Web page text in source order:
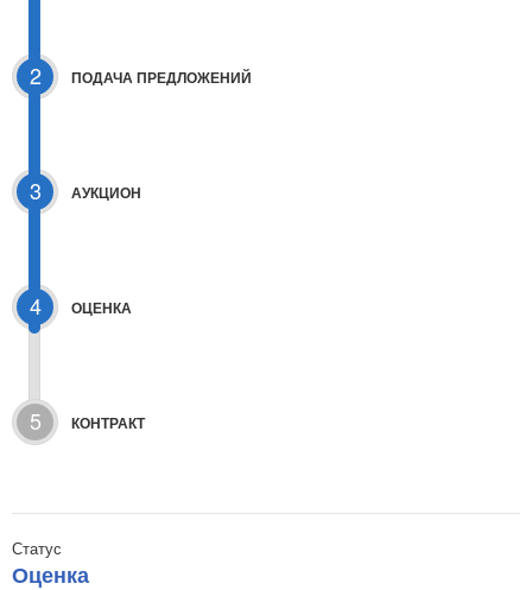
2 ПОДАЧА ПРЕДЛОЖЕНИЙ
3 АУКЦИОН
4 ОЦЕНКА
5 КОНТРАКТ
Статус
Оценка